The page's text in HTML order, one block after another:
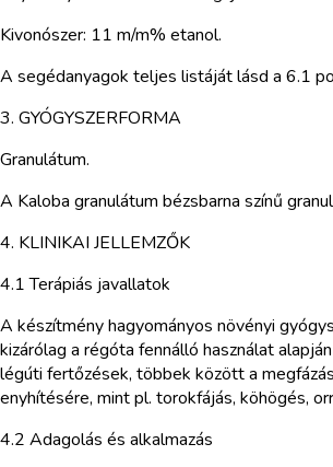
Kivonószer: 11 m/m% etanol.
A segédanyagok teljes listáját lásd a 6.1
3. GYÓGYSZERFORMA
Granulátum.
A Kaloba granulátum bézsbarna színű
4. KLINIKAI JELLEMZŐK
4.1 Terápiás javallatok
A készítmény hagyományos növényi
kizárólag a régóta fennálló használat
légúti fertőzések, többek között a
enyhítésére, mint pl. torokfájás, köhögés,
4.2 Adagolás és alkalmazás